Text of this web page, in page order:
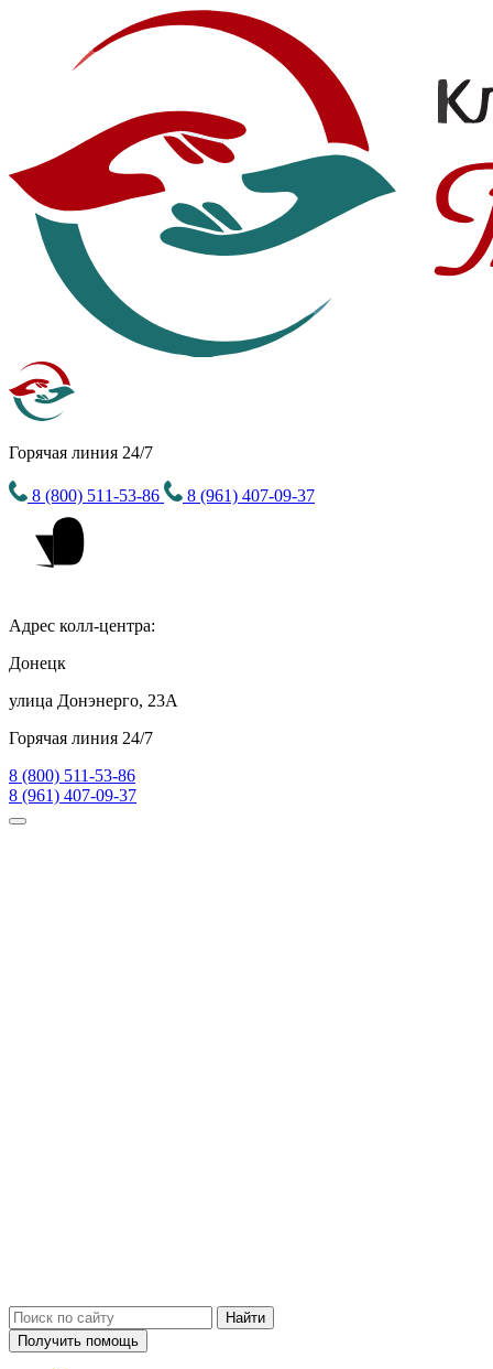
Горячая линия 24/7
8 (800) 511-53-86 8 (961) 407-09-37
Адрес колл-центра:
Донецк
улица Донэнерго, 23А
Горячая линия 24/7
8 (800) 511-53-86
8 (961) 407-09-37
Получить помощь